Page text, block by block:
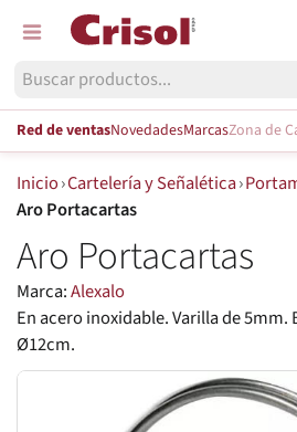
Red de ventasNovedadesMarcasZona de
Inicio›Cartelería y Señalética›
Aro Portacartas
Aro Portacartas
Marca:Alexalo
En acero inoxidable. Varilla de 5mm.
Ø12cm.